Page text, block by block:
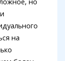
на